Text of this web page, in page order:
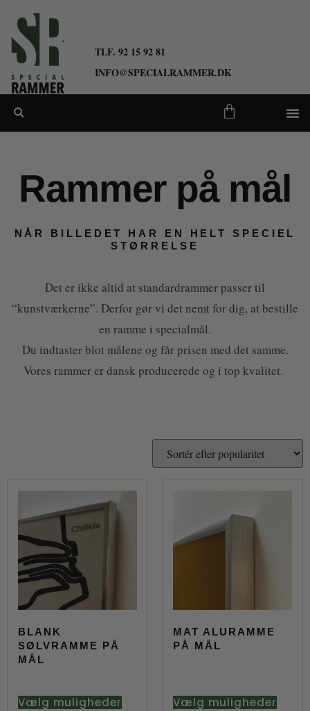
TLF. 92 15 92 81
INFO@SPECIALRAMMER.DK
Rammer på mål
NÅR BILLEDET HAR EN HELT SPECIEL
STØRRELSE
Det er ikke altid at standardrammer passer til
“kunstværkerne”. Derfor gør vi det nemt for dig, at bestille
en ramme i specialmål.
Du indtaster blot målene og får prisen med det samme.
Vores rammer er dansk producerede og i top kvalitet.
BLANK
SØLVRAMME PÅ
MÅL
Vælg muligheder
MAT ALURAMME
PÅ MÅL
Vælg muligheder